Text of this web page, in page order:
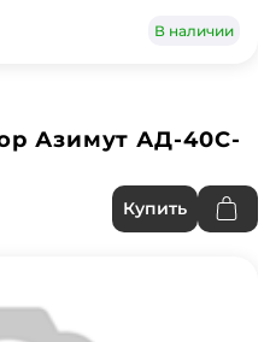
В наличии
Азимут АД-40С-
Купить